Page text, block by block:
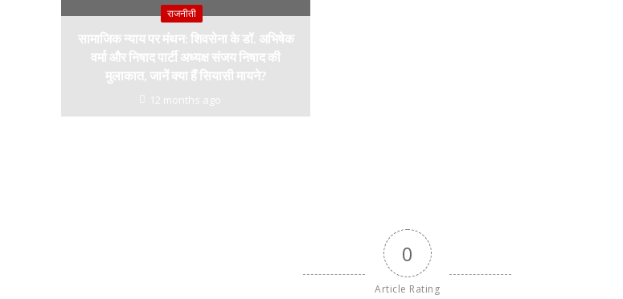
राजनीती
सामाजिक न्याय पर मंथन: शिवसेना के डॉ. अभिषेक
वर्मा और निषाद पार्टी अध्यक्ष संजय निषाद की
मुलाकात, जानें क्या हैं सियासी मायने?
12 months ago
0
Article Rating